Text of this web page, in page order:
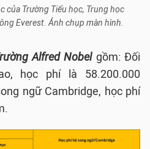
của Trường Tiểu học, Trung học
Everest. Ảnh chụp màn hình.
Alfred Nobelgồm: Đối
học phí là 58.200.000
ngữ Cambridge, học phí